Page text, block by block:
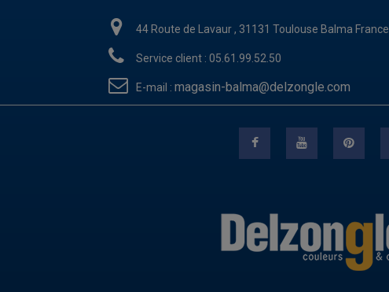
44 Route de Lavaur , 31131 Toulouse Balma France
Service client : 05.61.99.52.50
E-mail : magasin-balma@delzongle.com